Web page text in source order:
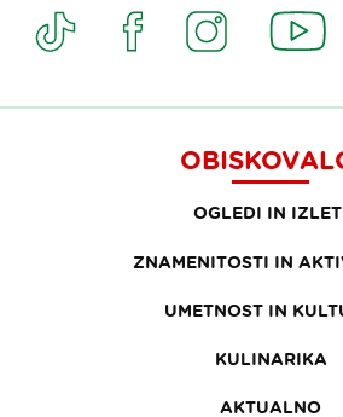
OGLEDI IN
ZNAMENITOSTI IN
UMETNOST IN
KULINARIKA
AKTUALNO